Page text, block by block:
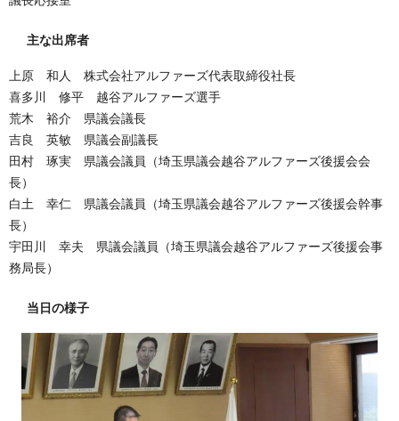
主な出席者
上原 和人 株式会社アルファーズ代表取締役社長
喜多川 修平 越谷アルファーズ選手
荒木 裕介 県議会議長
吉良 英敏 県議会副議長
田村 琢実 県議会議員（埼玉県議会越谷アルファーズ後援会会
長）
白土 幸仁 県議会議員（埼玉県議会越谷アルファーズ後援会幹事
長）
宇田川 幸夫 県議会議員（埼玉県議会越谷アルファーズ後援会事
務局長）
当日の様子